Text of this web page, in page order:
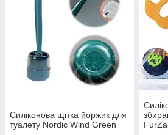
Силіконова щітка йоржик для
туалету Nordic Wind Green